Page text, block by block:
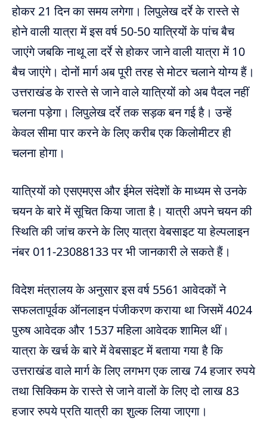
होकर 21 दिन का समय लगेगा। लिपुलेख दर्रे के रास्ते से
होने वाली यात्रा में इस वर्ष 50-50 यात्रियों के पांच बैच
जाएंगे जबकि नाथू ला दर्रे से होकर जाने वाली यात्रा में 10
बैच जाएंगे। दोनों मार्ग अब पूरी तरह से मोटर चलाने योग्य हैं।
उत्तराखंड के रास्ते से जाने वाले यात्रियों को अब पैदल नहीं
चलना पड़ेगा। लिपुलेख दर्रे तक सड़क बन गई है। उन्हें
केवल सीमा पार करने के लिए करीब एक किलोमीटर ही
चलना होगा।
यात्रियों को एसएमएस और ईमेल संदेशों के माध्यम से उनके
चयन के बारे में सूचित किया जाता है। यात्री अपने चयन की
स्थिति की जांच करने के लिए यात्रा वेबसाइट या हेल्पलाइन
नंबर 011-23088133 पर भी जानकारी ले सकते हैं।
विदेश मंत्रालय के अनुसार इस वर्ष 5561 आवेदकों ने
सफलतापूर्वक ऑनलाइन पंजीकरण कराया था जिसमें 4024
पुरुष आवेदक और 1537 महिला आवेदक शामिल थीं।
यात्रा के खर्च के बारे में वेबसाइट में बताया गया है कि
उत्तराखंड वाले मार्ग के लिए लगभग एक लाख 74 हजार रुपये
तथा सिक्किम के रास्ते से जाने वालों के लिए दो लाख 83
हजार रुपये प्रति यात्री का शुल्क लिया जाएगा।